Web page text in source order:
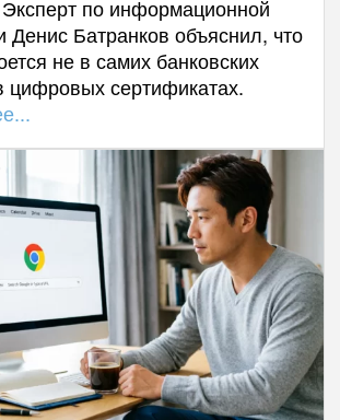
по информационной
Денис Батранков объяснил, что
не в самих банковских
цифровых сертификатах.